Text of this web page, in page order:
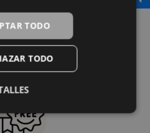
seguro
TODO
TODO